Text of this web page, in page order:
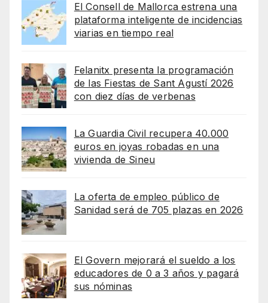
El Consell de Mallorca estrena una
plataforma inteligente de incidencias
viarias en tiempo real
Felanitx presenta la programación
de las Fiestas de Sant Agustí 2026
con diez días de verbenas
La Guardia Civil recupera 40.000
euros en joyas robadas en una
vivienda de Sineu
La oferta de empleo público de
Sanidad será de 705 plazas en 2026
El Govern mejorará el sueldo a los
educadores de 0 a 3 años y pagará
sus nóminas